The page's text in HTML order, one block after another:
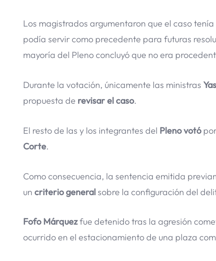
Los magistrados argumentaron que el caso tenía
podía servir como precedente para futuras
mayoría del Pleno concluyó que no era
Durante la votación, únicamente las ministras
propuesta de revisar el caso.
El resto de las y los integrantes del Pleno votó
Corte.
Como consecuencia, la sentencia emitida
un criterio generalsobre la configuración del
Fofo Márquezfue detenido tras la agresión
ocurrido en el estacionamiento de una plaza